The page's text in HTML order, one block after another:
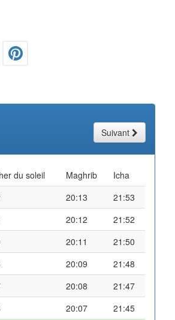
Suivant
du soleil Maghrib
Icha
20:13
21:53
20:12
21:52
20:11
21:50
20:09
21:48
20:08
21:47
20:07
21:45